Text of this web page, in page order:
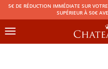
5€ DE RÉDUCTION IMMÉDIATE SUR
SUPÉRIEUR À 50€
Toggle